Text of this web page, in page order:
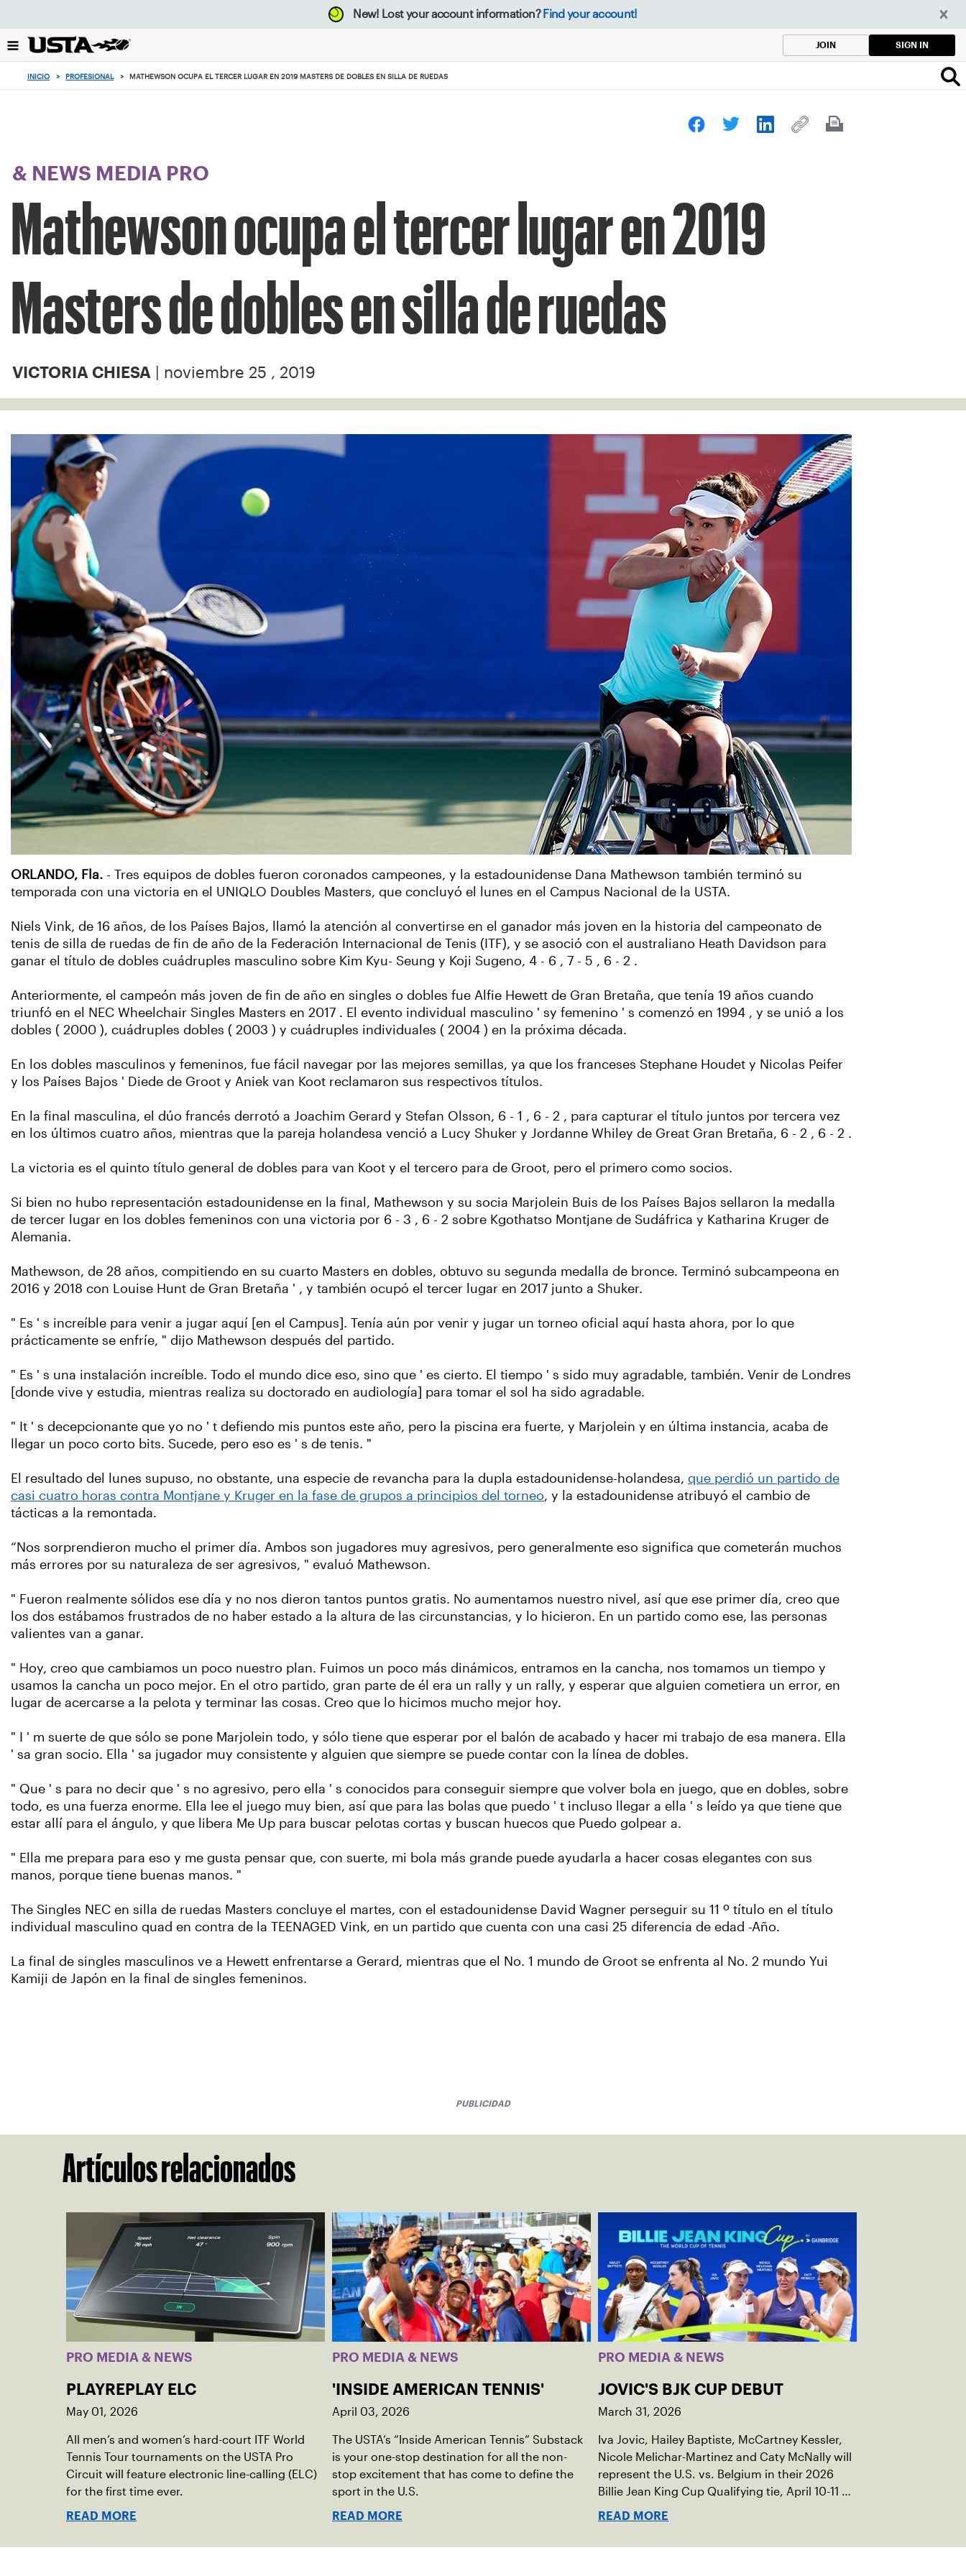
el
botón
New! Lost your account information? Find your account!
JOIN SIGN IN
INICIO > PROFESIONAL > MATHEWSON OCUPA EL TERCER LUGAR EN 2019 MASTERS DE DOBLES EN SILLA DE RUEDAS
& NEWS MEDIA PRO
Mathewson ocupa el tercer lugar en 2019
Masters de dobles en silla de ruedas
VICTORIA CHIESA | noviembre 25 , 2019
ORLANDO, Fla. - Tres equipos de dobles fueron coronados campeones, y la estadounidense Dana Mathewson también terminó su
temporada con una victoria en el UNIQLO Doubles Masters, que concluyó el lunes en el Campus Nacional de la USTA.
Niels Vink, de 16 años, de los Países Bajos, llamó la atención al convertirse en el ganador más joven en la historia del campeonato de
tenis de silla de ruedas de fin de año de la Federación Internacional de Tenis (ITF), y se asoció con el australiano Heath Davidson para
ganar el título de dobles cuádruples masculino sobre Kim Kyu- Seung y Koji Sugeno, 4 - 6 , 7 - 5 , 6 - 2 .
Anteriormente, el campeón más joven de fin de año en singles o dobles fue Alfie Hewett de Gran Bretaña, que tenía 19 años cuando
triunfó en el NEC Wheelchair Singles Masters en 2017 . El evento individual masculino ' sy femenino ' s comenzó en 1994 , y se unió a los
dobles ( 2000 ), cuádruples dobles ( 2003 ) y cuádruples individuales ( 2004 ) en la próxima década.
En los dobles masculinos y femeninos, fue fácil navegar por las mejores semillas, ya que los franceses Stephane Houdet y Nicolas Peifer
y los Países Bajos ' Diede de Groot y Aniek van Koot reclamaron sus respectivos títulos.
En la final masculina, el dúo francés derrotó a Joachim Gerard y Stefan Olsson, 6 - 1 , 6 - 2 , para capturar el título juntos por tercera vez
en los últimos cuatro años, mientras que la pareja holandesa venció a Lucy Shuker y Jordanne Whiley de Great Gran Bretaña, 6 - 2 , 6 - 2 .
La victoria es el quinto título general de dobles para van Koot y el tercero para de Groot, pero el primero como socios.
Si bien no hubo representación estadounidense en la final, Mathewson y su socia Marjolein Buis de los Países Bajos sellaron la medalla
de tercer lugar en los dobles femeninos con una victoria por 6 - 3 , 6 - 2 sobre Kgothatso Montjane de Sudáfrica y Katharina Kruger de
Alemania.
Mathewson, de 28 años, compitiendo en su cuarto Masters en dobles, obtuvo su segunda medalla de bronce. Terminó subcampeona en
2016 y 2018 con Louise Hunt de Gran Bretaña ' , y también ocupó el tercer lugar en 2017 junto a Shuker.
" Es ' s increíble para venir a jugar aquí [en el Campus]. Tenía aún por venir y jugar un torneo oficial aquí hasta ahora, por lo que
prácticamente se enfríe, " dijo Mathewson después del partido.
" Es ' s una instalación increíble. Todo el mundo dice eso, sino que ' es cierto. El tiempo ' s sido muy agradable, también. Venir de Londres
[donde vive y estudia, mientras realiza su doctorado en audiología] para tomar el sol ha sido agradable.
" It ' s decepcionante que yo no ' t defiendo mis puntos este año, pero la piscina era fuerte, y Marjolein y en última instancia, acaba de
llegar un poco corto bits. Sucede, pero eso es ' s de tenis. "
El resultado del lunes supuso, no obstante, una especie de revancha para la dupla estadounidense-holandesa, que perdió un partido de
casi cuatro horas contra Montjane y Kruger en la fase de grupos a principios del torneo, y la estadounidense atribuyó el cambio de
tácticas a la remontada.
“Nos sorprendieron mucho el primer día. Ambos son jugadores muy agresivos, pero generalmente eso significa que cometerán muchos
más errores por su naturaleza de ser agresivos, " evaluó Mathewson.
" Fueron realmente sólidos ese día y no nos dieron tantos puntos gratis. No aumentamos nuestro nivel, así que ese primer día, creo que
los dos estábamos frustrados de no haber estado a la altura de las circunstancias, y lo hicieron. En un partido como ese, las personas
valientes van a ganar.
" Hoy, creo que cambiamos un poco nuestro plan. Fuimos un poco más dinámicos, entramos en la cancha, nos tomamos un tiempo y
usamos la cancha un poco mejor. En el otro partido, gran parte de él era un rally y un rally, y esperar que alguien cometiera un error, en
lugar de acercarse a la pelota y terminar las cosas. Creo que lo hicimos mucho mejor hoy.
" I ' m suerte de que sólo se pone Marjolein todo, y sólo tiene que esperar por el balón de acabado y hacer mi trabajo de esa manera. Ella
' sa gran socio. Ella ' sa jugador muy consistente y alguien que siempre se puede contar con la línea de dobles.
" Que ' s para no decir que ' s no agresivo, pero ella ' s conocidos para conseguir siempre que volver bola en juego, que en dobles, sobre
todo, es una fuerza enorme. Ella lee el juego muy bien, así que para las bolas que puedo ' t incluso llegar a ella ' s leído ya que tiene que
estar allí para el ángulo, y que libera Me Up para buscar pelotas cortas y buscan huecos que Puedo golpear a.
" Ella me prepara para eso y me gusta pensar que, con suerte, mi bola más grande puede ayudarla a hacer cosas elegantes con sus
manos, porque tiene buenas manos. "
The Singles NEC en silla de ruedas Masters concluye el martes, con el estadounidense David Wagner perseguir su 11 º título en el título
individual masculino quad en contra de la TEENAGED Vink, en un partido que cuenta con una casi 25 diferencia de edad -Año.
La final de singles masculinos ve a Hewett enfrentarse a Gerard, mientras que el No. 1 mundo de Groot se enfrenta al No. 2 mundo Yui
Kamiji de Japón en la final de singles femeninos.
PUBLICIDAD
Artículos relacionados
PRO MEDIA & NEWS
PLAYREPLAY ELC
May 01, 2026
All men’s and women’s hard-court ITF World
Tennis Tour tournaments on the USTA Pro
Circuit will feature electronic line-calling (ELC)
for the first time ever.
READ MORE
PRO MEDIA & NEWS
'INSIDE AMERICAN TENNIS'
April 03, 2026
The USTA’s “Inside American Tennis” Substack
is your one-stop destination for all the non-
stop excitement that has come to define the
sport in the U.S.
READ MORE
PRO MEDIA & NEWS
JOVIC'S BJK CUP DEBUT
March 31, 2026
Iva Jovic, Hailey Baptiste, McCartney Kessler,
Nicole Melichar-Martinez and Caty McNally will
represent the U.S. vs. Belgium in their 2026
Billie Jean King Cup Qualifying tie, April 10-11 on
indoor red clay in Ostend, Belgium.
READ MORE